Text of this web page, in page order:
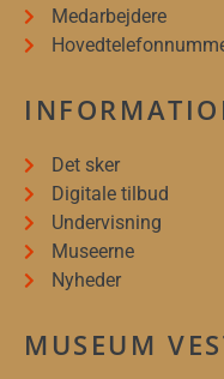
Medarbejdere
Det sker
Digitale tilbud
Undervisning
Museerne
Nyheder
MUSEUM